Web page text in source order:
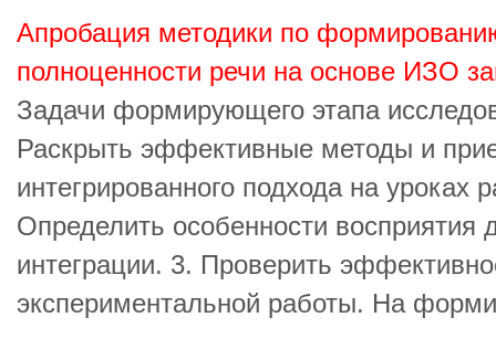
Апробация методики по
полноценности речи на основе ИЗО
Задачи формирующего этапа
Раскрыть эффективные методы и
интегрированного подхода на уроках
Определить особенности восприятия
интеграции. 3. Проверить
экспериментальной работы. На